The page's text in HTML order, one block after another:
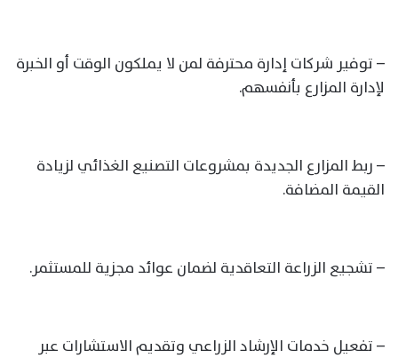
– توفير شركات إدارة محترفة لمن لا يملكون الوقت أو الخبرة
لإدارة المزارع بأنفسهم.
– ربط المزارع الجديدة بمشروعات التصنيع الغذائي لزيادة
القيمة المضافة.
– تشجيع الزراعة التعاقدية لضمان عوائد مجزية للمستثمر.
– تفعيل خدمات الإرشاد الزراعي وتقديم الاستشارات عبر